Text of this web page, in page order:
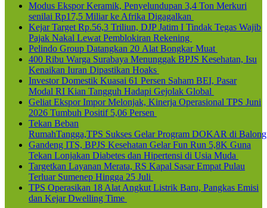
Modus Ekspor Keramik, Penyelundupan 3,4 Ton Merkuri
senilai Rp17,5 Miliar ke Afrika Digagalkan
Kejar Target Rp.56,3 Triliun, DJP Jatim I Tindak Tegas Wajib
Pajak Nakal Lewat Pemblokiran Rekening
Pelindo Group Datangkan 20 Alat Bongkar Muat
400 Ribu Warga Surabaya Menunggak BPJS Kesehatan, Isu
Kenaikan Iuran Dipastikan Hoaks
Investor Domestik Kuasai 61 Persen Saham BEI, Pasar
Modal RI Kian Tangguh Hadapi Gejolak Global
Geliat Ekspor Impor Melonjak, Kinerja Operasional TPS Juni
2026 Tumbuh Positif 5,06 Persen
Tekan Beban
RumahTangga,TPS Sukses Gelar Program DOKAR di
Gandeng ITS, BPJS Kesehatan Gelar Fun Run 5,8K Guna
Tekan Lonjakan Diabetes dan Hipertensi di Usia Muda
Targetkan Layanan Merata, RS Kapal Sasar Empat Pulau
Terluar Sumenep Hingga 25 Juli
TPS Operasikan 18 Alat Angkut Listrik Baru, Pangkas Emisi
dan Kejar Dwelling Time